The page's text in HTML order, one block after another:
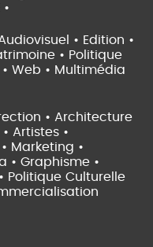
• Edition •
• Politique
Web • Multimédia
• Architecture
Artistes •
Marketing •
• Graphisme •
Politique Culturelle